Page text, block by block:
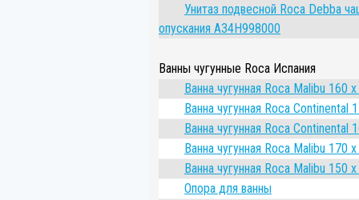
Унитаз подвесной Roca Debba
опускания A34H998000
Ванны чугунные Roca Испания
Ванна чугунная Roca Malibu 160
Ванна чугунная Roca Continental
Ванна чугунная Roca Continental
Ванна чугунная Roca Malibu 170
Ванна чугунная Roca Malibu 150
Опора для ванны